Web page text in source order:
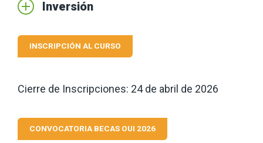
Inversión
INSCRIPCIÓN AL CURSO
Cierre de Inscripciones: 24 de abril de 2026
CONVOCATORIA BECAS OUI 2026